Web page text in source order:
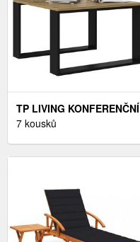
TP LIVING KONFERENČNÍ
STOLEK LAWA DUB
7 kousků